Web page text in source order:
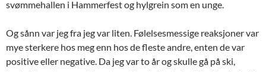
svømmehallen i Hammerfest og hylgrein som en unge.
Og sånn var jeg fra jeg var liten. Følelsesmessige reaksjoner var
mye sterkere hos meg enn hos de fleste andre, enten de var
positive eller negative. Da jeg var to år og skulle gå på ski,